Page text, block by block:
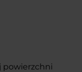
powierzchni